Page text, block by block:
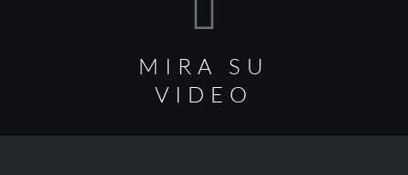
MIRA SU
VIDEO